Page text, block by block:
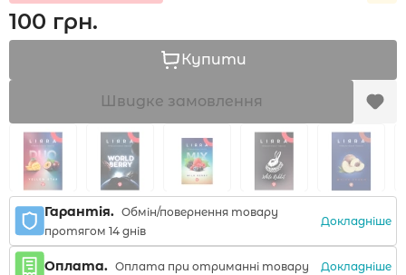
100 грн.
Купити
Швидке замовлення
Гарантія. Обмін/повернення товару
протягом 14 днів
Докладніше
Оплата. Оплата при отриманні товару Докладніше